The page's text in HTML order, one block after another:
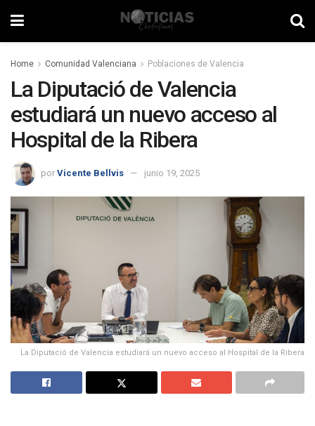
Home Comunidad Valenciana Poblaciones de Valencia
La Diputació de Valencia
estudiará un nuevo acceso al
Hospital de la Ribera
por Vicente Bellvis junio 19, 2025
La Diputació de Valencia estudiará un nuevo acceso al Hospital de la Ribera